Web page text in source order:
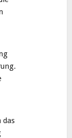
das